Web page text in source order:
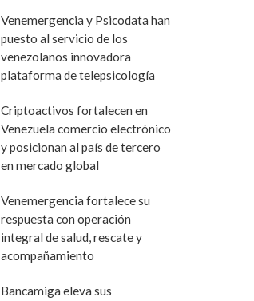
Venemergencia y Psicodata han
puesto al servicio de los
venezolanos innovadora
plataforma de telepsicología
Criptoactivos fortalecen en
Venezuela comercio electrónico
y posicionan al país de tercero
en mercado global
Venemergencia fortalece su
respuesta con operación
integral de salud, rescate y
acompañamiento
Bancamiga eleva sus